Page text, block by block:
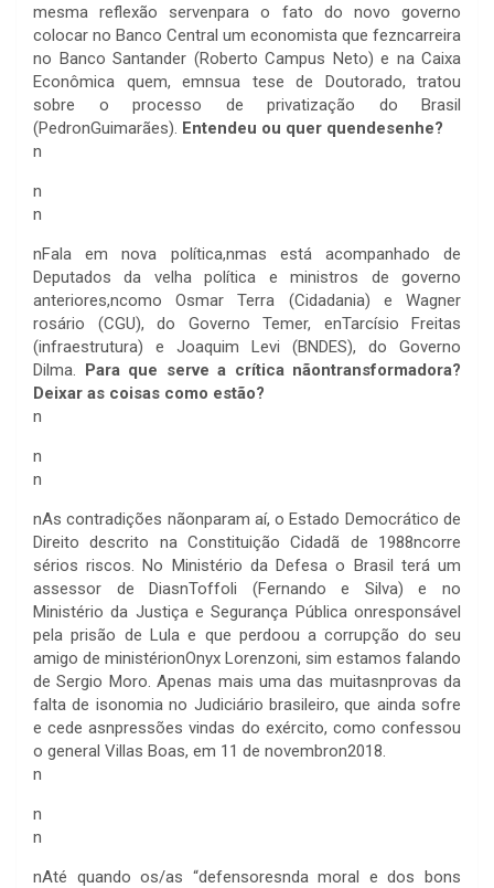
mesma reflexão servenpara o fato do novo governo
colocar no Banco Central um economista que fezncarreira
no Banco Santander (Roberto Campus Neto) e na Caixa
Econômica quem, emnsua tese de Doutorado, tratou
sobre o processo de privatização do Brasil
(PedronGuimarães). Entendeu ou quer quendesenhe?
n
n
n
nFala em nova política,nmas está acompanhado de
Deputados da velha política e ministros de governo
anteriores,ncomo Osmar Terra (Cidadania) e Wagner
rosário (CGU), do Governo Temer, enTarcísio Freitas
(infraestrutura) e Joaquim Levi (BNDES), do Governo
Dilma. Para que serve a crítica nãontransformadora?
Deixar as coisas como estão?
n
n
n
nAs contradições nãonparam aí, o Estado Democrático de
Direito descrito na Constituição Cidadã de 1988ncorre
sérios riscos. No Ministério da Defesa o Brasil terá um
assessor de DiasnToffoli (Fernando e Silva) e no
Ministério da Justiça e Segurança Pública onresponsável
pela prisão de Lula e que perdoou a corrupção do seu
amigo de ministérionOnyx Lorenzoni, sim estamos falando
de Sergio Moro. Apenas mais uma das muitasnprovas da
falta de isonomia no Judiciário brasileiro, que ainda sofre
e cede asnpressões vindas do exército, como confessou
o general Villas Boas, em 11 de novembron2018.
n
n
n
nAté quando os/as “defensoresnda moral e dos bons